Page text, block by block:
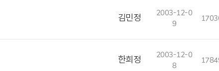
김민정
2003-12-0
9
한희정
2003-12-0
8